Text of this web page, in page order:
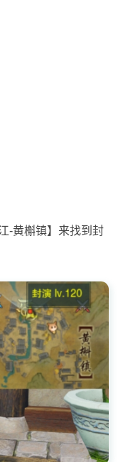
-黄槲镇】来找到封